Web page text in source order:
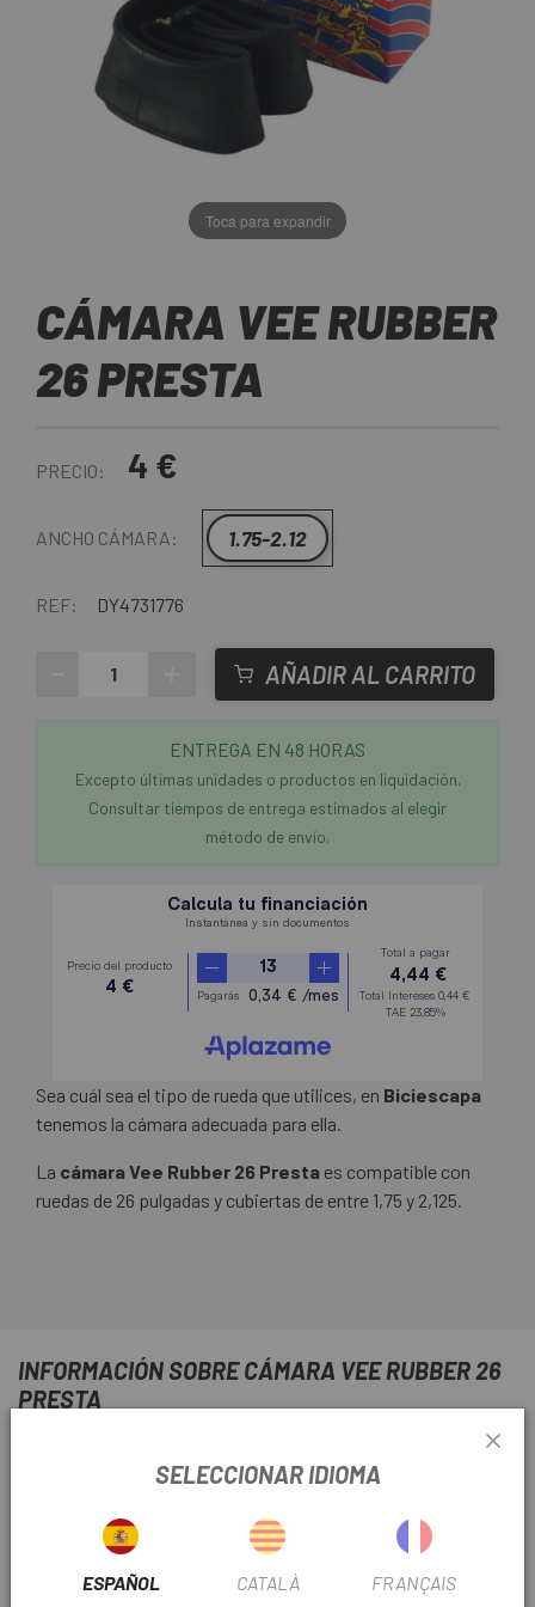
Toca para expandir
CÁMARA VEE RUBBER
26 PRESTA
PRECIO: 4 €
ANCHO CÁMARA: 1.75-2.12
REF: DY4731776
AÑADIR AL CARRITO
ENTREGA EN 48 HORAS
Excepto últimas unidades o productos en liquidación.
Consultar tiempos de entrega estimados al elegir
método de envío.
Sea cuál sea el tipo de rueda que utilices, en Biciescapa
tenemos la cámara adecuada para ella.
La cámara Vee Rubber 26 Presta es compatible con
ruedas de 26 pulgadas y cubiertas de entre 1,75 y 2,125.
INFORMACIÓN SOBRE CÁMARA VEE RUBBER 26
PRESTA
Válvula: Presta
SELECCIONAR IDIOMA
ESPAÑOL CATALÀ FRANÇAIS